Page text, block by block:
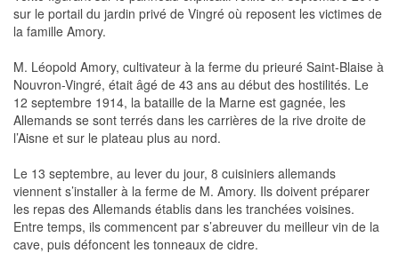
sur le portail du jardin privé de Vingré où reposent les victimes de
la famille Amory.
M. Léopold Amory, cultivateur à la ferme du prieuré Saint-Blaise à
Nouvron-Vingré, était âgé de 43 ans au début des hostilités. Le
12 septembre 1914, la bataille de la Marne est gagnée, les
Allemands se sont terrés dans les carrières de la rive droite de
l’Aisne et sur le plateau plus au nord.
Le 13 septembre, au lever du jour, 8 cuisiniers allemands
viennent s’installer à la ferme de M. Amory. Ils doivent préparer
les repas des Allemands établis dans les tranchées voisines.
Entre temps, ils commencent par s’abreuver du meilleur vin de la
cave, puis défoncent les tonneaux de cidre.